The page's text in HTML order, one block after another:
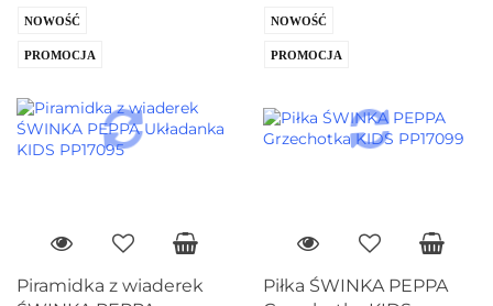
NOWOŚĆ
PROMOCJA
Piramidka z wiaderek
NOWOŚĆ
PROMOCJA
Piłka ŚWINKA PEPPA